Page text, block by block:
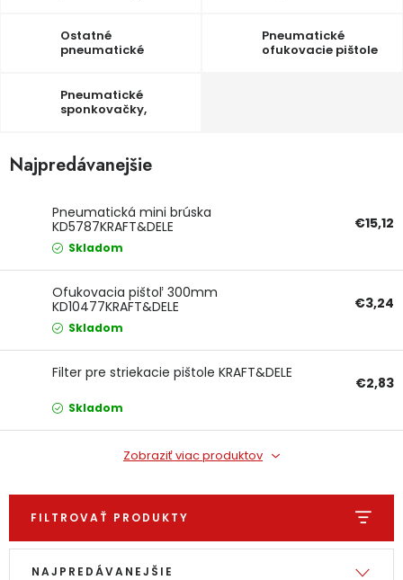
Fotovoltaika
Značky
Hodnotenie obchodu
Doprava a platba
Kontakty
PODPORA
Reklamačný formulár
Přihlášení Registrace +
Ostatné
pneumatické
Pneumatické
ofukovacie pištole
Pneumatické
sponkovačky,
Najpredávanejšie
Pneumatická mini brúska
KD5787KRAFT&DELE
€15,12
Skladom
Ofukovacia pištoľ 300mm
KD10477KRAFT&DELE
€3,24
Skladom
Filter pre striekacie pištole KRAFT&DELE
€2,83
Skladom
Zobraziť viac produktov
FILTROVAŤ PRODUKTY
Výpis produktov
Radenie produktov
NAJPREDÁVANEJŠIE